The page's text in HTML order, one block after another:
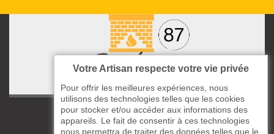
ccas le Bourg
87220 Boisseuil
Votre Artisan respecte votre vie privée
Pour offrir les meilleures expériences, nous
utilisons des technologies telles que les cookies
pour stocker et/ou accéder aux informations des
appareils. Le fait de consentir à ces technologies
nous permettra de traiter des données telles que le